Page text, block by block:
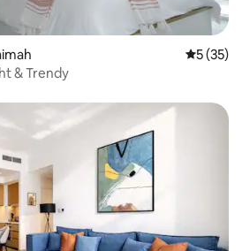
Średnia
5 (35)
& Trendy